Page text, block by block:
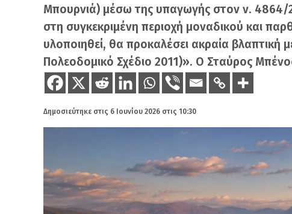
Μπουρνιά) μέσω της υπαγωγής στον ν. 4864/
στη συγκεκριμένη περιοχή μοναδικού και
υλοποιηθεί, θα προκαλέσει ακραία βλαπτική
Πολεοδομικό Σχέδιο 2011)». Ο Σταύρος
Δημοσιεύτηκε στις 6 Ιουνίου 2026 στις 10:30